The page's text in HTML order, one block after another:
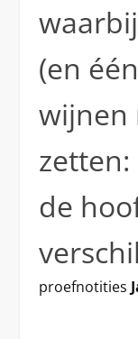
(en
wijnen
de
proefnotities